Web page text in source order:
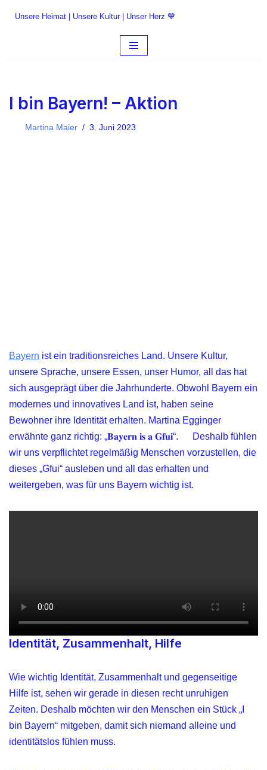
Unsere Heimat | Unsere Kultur | Unser Herz 💙
I bin Bayern! – Aktion
Martina Maier 3. Juni 2023
Bayern ist ein traditionsreiches Land. Unsere Kultur,
unsere Sprache, unsere Essen, unser Humor, all das hat
sich ausgeprägt über die Jahrhunderte. Obwohl Bayern ein
modernes und innovatives Land ist, haben seine
Bewohner ihre Identität erhalten. Martina Egginger
erwähnte ganz richtig: „𝐁𝐚𝐲𝐞𝐫𝐧 𝐢𝐬 𝐚 𝐆𝐟𝐮𝐢“.
Deshalb fühlen
wir uns verpflichtet regelmäßig Menschen vorzustellen, die
dieses „Gfui“ ausleben und all das erhalten und
weitergeben, was für uns Bayern wichtig ist.
Identität, Zusammenhalt, Hilfe
Wie wichtig Identität, Zusammenhalt und gegenseitige
Hilfe ist, sehen wir gerade in diesen recht unruhigen
Zeiten. Deshalb möchten wir den Menschen ein Stück „I
bin Bayern“ mitgeben, damit sich niemand alleine und
identitätslos fühlen muss.